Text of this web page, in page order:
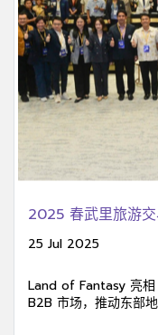
2025 春武里旅游
25 Jul 2025
Land of Fantasy 亮
B2B 市场，推动东部